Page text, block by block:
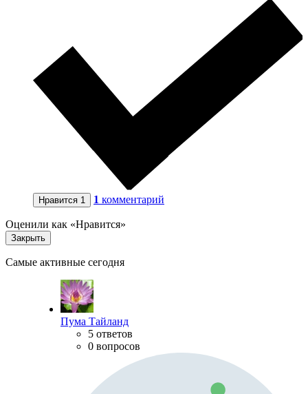
Нравится 1 1 комментарий
Оценили как «Нравится»
Закрыть
Самые активные сегодня
Пума Тайланд
5 ответов
0 вопросов